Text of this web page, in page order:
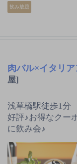
飲み放題
肉バル×イタリ
屋]
浅草橋駅徒歩1分
好評♪お得なクー
に飲み会♪